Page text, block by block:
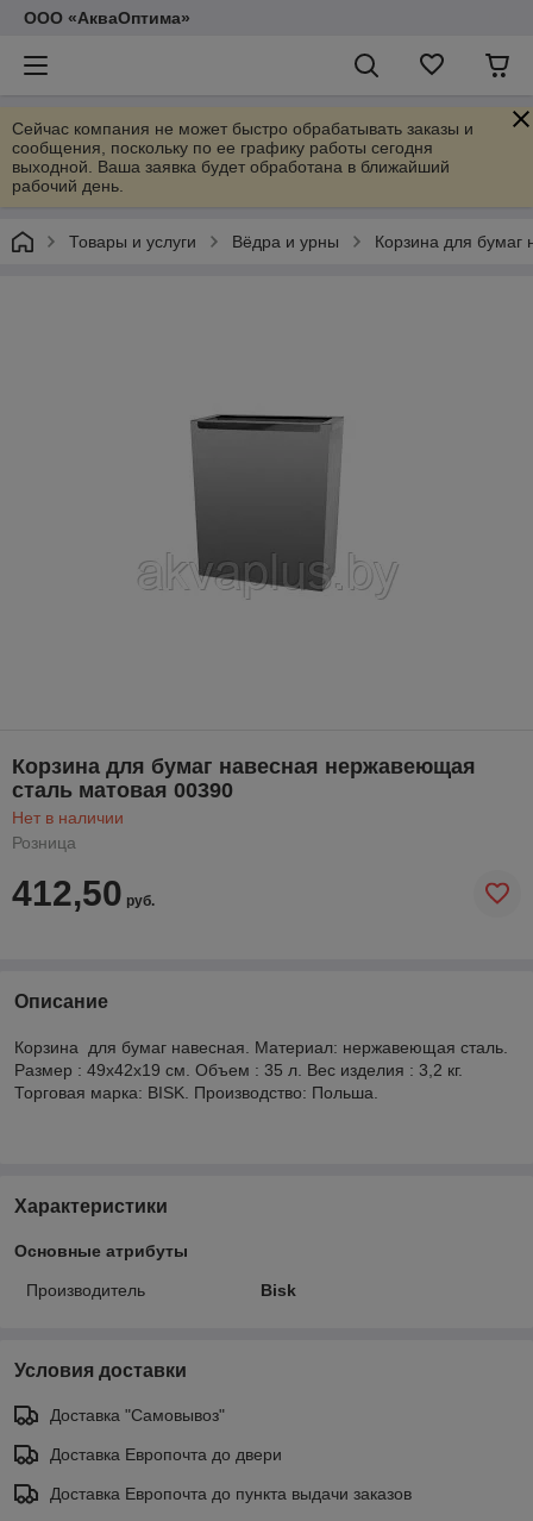
ООО «АкваОптима»
Сейчас компания не может быстро обрабатывать заказы и
сообщения, поскольку по ее графику работы сегодня
выходной. Ваша заявка будет обработана в ближайший
рабочий день.
Товары и услуги Вёдра и урны Корзина для бумаг
Корзина для бумаг навесная нержавеющая
сталь матовая 00390
Нет в наличии
Розница
412,50 руб.
Описание
Корзина для бумаг навесная. Материал: нержавеющая сталь.
Размер : 49х42х19 см. Объем : 35 л. Вес изделия : 3,2 кг.
Торговая марка: BISK. Производство: Польша.
Характеристики
Основные атрибуты
Производитель Bisk
Условия доставки
Доставка "Самовывоз"
Доставка Европочта до двери
Доставка Европочта до пункта выдачи заказов